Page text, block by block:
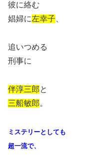
彼に絡む
娼婦に左幸子
追いつめる
刑事に
伴淳三郎と
三船敏郎。
ミステリーとしても
超一流で、